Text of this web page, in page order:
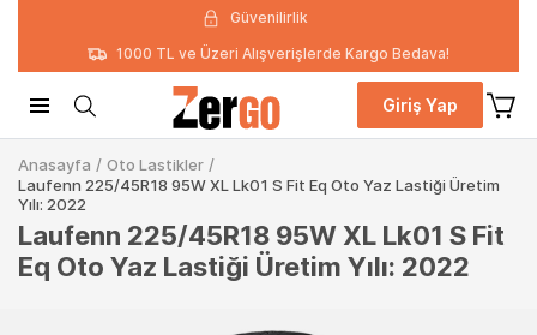
Güvenilirlik
1000 TL ve Üzeri Alışverişlerde Kargo Bedava!
Giriş Yap
Anasayfa / Oto Lastikler /
Laufenn 225/45R18 95W XL Lk01 S Fit Eq Oto Yaz Lastiği Üretim
Yılı: 2022
Laufenn 225/45R18 95W XL Lk01 S Fit
Eq Oto Yaz Lastiği Üretim Yılı: 2022